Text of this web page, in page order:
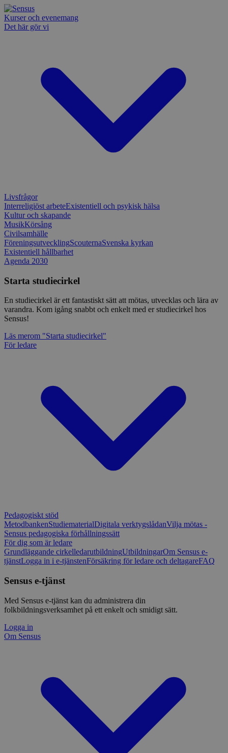
Kurser och evenemang
Det här gör vi
Livsfrågor
Interreligiöst arbeteExistentiell och psykisk hälsa
Kultur och skapande
MusikKörsång
Civilsamhälle
FöreningsutvecklingScouternaSvenska kyrkan
Existentiell hållbarhet
Agenda 2030
Starta studiecirkel
En studiecirkel är ett fantastiskt sätt att mötas, utvecklas och lära av
varandra. Kom igång snabbt och enkelt med er studiecirkel hos
Sensus!
Läs merom "Starta studiecirkel"
För ledare
Pedagogiskt stöd
MetodbankenStudiematerialDigitala verktygslådanVilja mötas -
Sensus pedagogiska förhållningssätt
För dig som är ledare
Grundläggande cirkelledarutbildningUtbildningarOm Sensus e-
tjänstLogga in i e-tjänstenFörsäkring för ledare och deltagareFAQ
Sensus e-tjänst
Med Sensus e-tjänst kan du administrera din
folkbildningsverksamhet på ett enkelt och smidigt sätt.
Logga in
Om Sensus